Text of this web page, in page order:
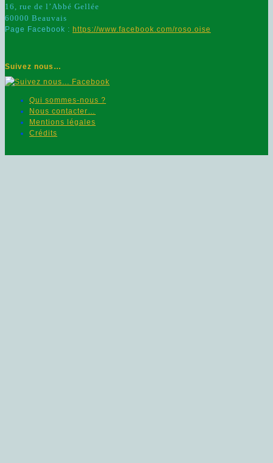
16, rue de l’Abbé Gellée
60000 Beauvais
Page Facebook : https://www.facebook.com/roso.oise
Suivez nous…
Qui sommes-nous ?
Nous contacter…
Mentions légales
Crédits